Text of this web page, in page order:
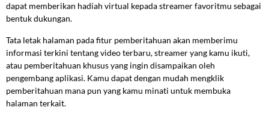
dapat memberikan hadiah virtual kepada streamer favoritmu sebagai
bentuk dukungan.
Tata letak halaman pada fitur pemberitahuan akan memberimu
informasi terkini tentang video terbaru, streamer yang kamu ikuti,
atau pemberitahuan khusus yang ingin disampaikan oleh
pengembang aplikasi. Kamu dapat dengan mudah mengklik
pemberitahuan mana pun yang kamu minati untuk membuka
halaman terkait.